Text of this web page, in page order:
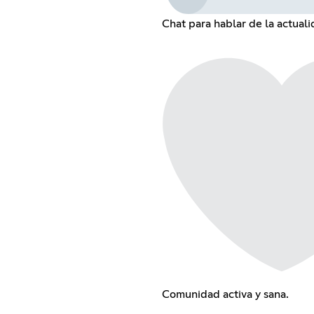
Chat para hablar de la
Comunidad activa y sana.